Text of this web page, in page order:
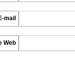
mail
Web